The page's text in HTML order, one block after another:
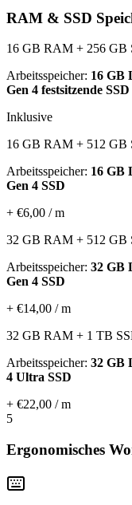
RAM & SSD
16 GB RAM + 256 GB
Arbeitsspeicher: 16 GB
Gen 4 festsitzende SSD
Inklusive
16 GB RAM + 512 GB
Arbeitsspeicher: 16 GB
Gen 4 SSD
+ €6,00 / m
32 GB RAM + 512 GB
Arbeitsspeicher: 32 GB
Gen 4 SSD
+ €14,00 / m
32 GB RAM + 1 TB
Arbeitsspeicher: 32 GB
4 Ultra SSD
+ €22,00 / m
5
Ergonomisches